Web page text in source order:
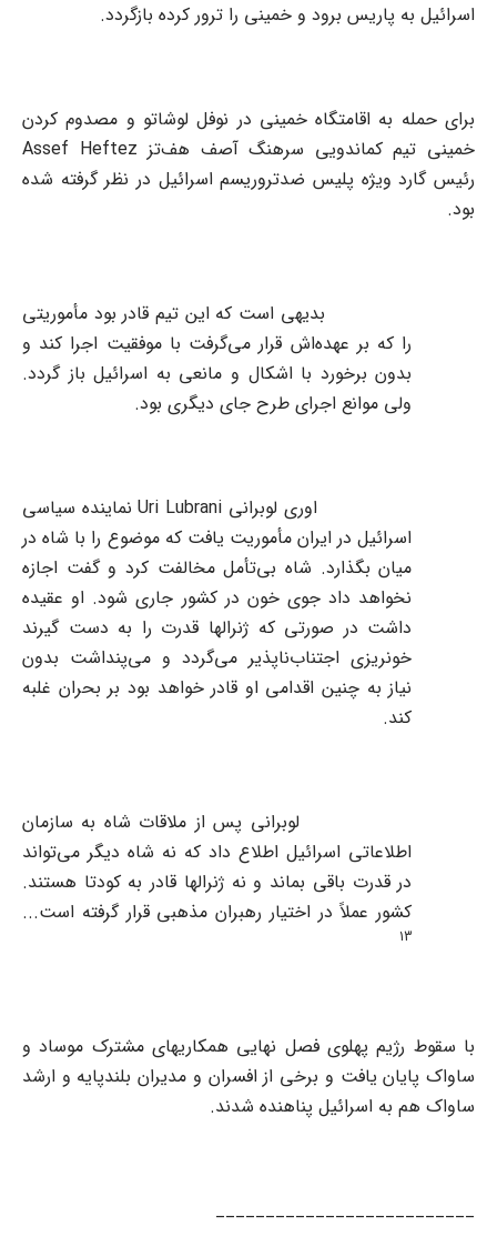
اسرائیل به پاریس برود و خمینی را ترور کرده بازگردد.
برای حمله به اقامتگاه خمینی در نوفل ‌لوشاتو و مصدوم کردن
خمینی تیم کماندویی سرهنگ آصف ‌هف‌تز Assef Heftez
رئیس گارد ویژه پلیس ضدتروریسم اسرائیل در نظر گرفته شده
بود.
بدیهی است که این تیم قادر بود مأموریتی
را که بر عهده‌اش قرار می‌گرفت با موفقیت اجرا کند و
بدون برخورد با اشکال و مانعی به اسرائیل باز گردد.
ولی موانع اجرای طرح جای دیگری بود.
اوری لوبرانی Uri Lubraniنماینده سیاسی
اسرائیل در ایران مأموریت یافت که موضوع را با شاه در
میان بگذارد. شاه بی‌تأمل مخالفت کرد و گفت اجازه
نخواهد داد جوی خون در کشور جاری شود. او عقیده
داشت در صورتی که ژنرالها قدرت را به دست گیرند
خونریزی اجتناب‌ناپذیر می‌گردد و می‌پنداشت بدون
نیاز به چنین اقدامی او قادر خواهد بود بر بحران غلبه
کند.
لوبرانی پس از ملاقات شاه به سازمان
اطلاعاتی اسرائیل اطلاع داد که نه شاه دیگر می‌تواند
در قدرت باقی بماند و نه ژنرالها قادر به کودتا هستند.
کشور عملاً در اختیار رهبران مذهبی قرار گرفته است...
13
با سقوط رژیم پهلوی فصل نهایی همکاریهای مشترک موساد و
ساواک پایان یافت و برخی از افسران و مدیران بلندپایه و ارشد
ساواک هم به اسرائیل پناهنده شدند.
__________________________